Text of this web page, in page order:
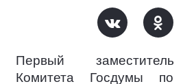
Первый заместитель
Комитета Госдумы